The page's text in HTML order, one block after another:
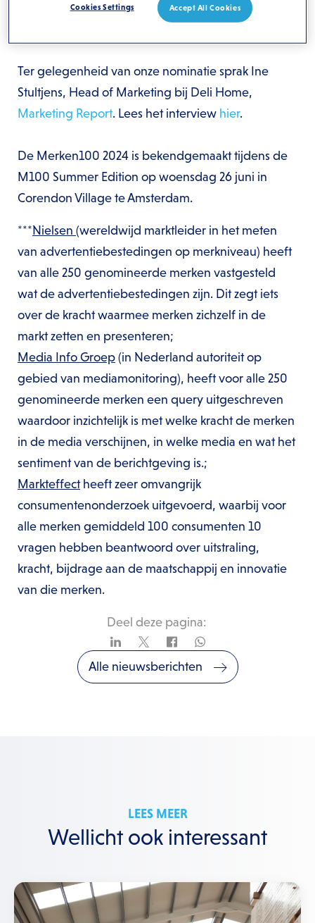
invloed uitoefenen op hun doelgroepen met
Ter gelegenheid van onze nominatie sprak Ine
Stultjens, Head of Marketing bij Deli Home,
Marketing Report. Lees het interview hier.
De Merken100 2024 is bekendgemaakt tijdens de
M100 Summer Edition op woensdag 26 juni in
Corendon Village te Amsterdam.
***Nielsen (wereldwijd marktleider in het meten
van advertentiebestedingen op merkniveau) heeft
van alle 250 genomineerde merken vastgesteld
wat de advertentiebestedingen zijn. Dit zegt iets
over de kracht waarmee merken zichzelf in de
markt zetten en presenteren;
Media Info Groep (in Nederland autoriteit op
gebied van mediamonitoring), heeft voor alle 250
genomineerde merken een query uitgeschreven
waardoor inzichtelijk is met welke kracht de merken
in de media verschijnen, in welke media en wat het
sentiment van de berichtgeving is.;
Markteffectheeft zeer omvangrijk
consumentenonderzoek uitgevoerd, waarbij voor
alle merken gemiddeld 100 consumenten 10
vragen hebben beantwoord over uitstraling,
kracht, bijdrage aan de maatschappij en innovatie
van die merken.
Deel deze pagina:
Alle nieuwsberichten
LEES MEER
Wellicht ook interessant
Accept All Cookies
Cookies Settings